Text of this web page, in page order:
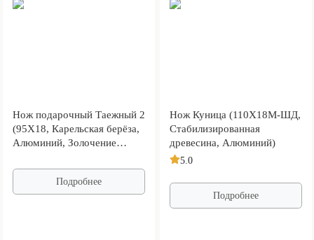
Нож подарочный Таежный 2
(95Х18, Карельская берёза,
Алюминий, Золочение
Подробнее
Нож Куница (110Х18М-ШД,
Стабилизированная
древесина, Алюминий)
5.0
Подробнее